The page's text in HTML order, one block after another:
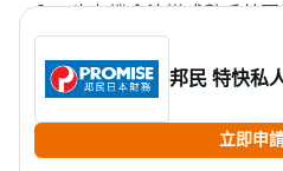
內，也有機會演變成數千甚
邦民 特快私
立即申